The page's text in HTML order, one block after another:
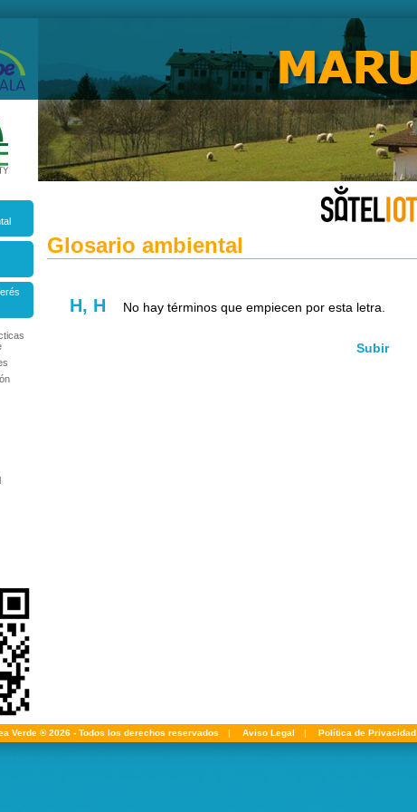
Glosario ambiental
H, H No hay términos que empiecen por esta letra.
Subir
Verde ® 2026 - Todos los derechos reservados | Aviso Legal | Política de Privacidad